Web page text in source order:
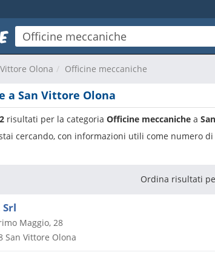
Olona Officine meccaniche
a San Vittore Olona
2 risultati per la categoria Officine meccaniche a
cercando, con informazioni utili come numero
Ordina risultati
Srl
Maggio, 28
San Vittore Olona